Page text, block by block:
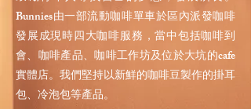
Bunnies由一部流動咖啡單車於區內派發咖啡
發展成現時四大咖啡服務，當中包括咖啡到
會、咖啡產品、咖啡工作坊及位於大坑的cafe
實體店。我們堅持以新鮮的咖啡豆製作的掛耳
包、冷泡包等產品。